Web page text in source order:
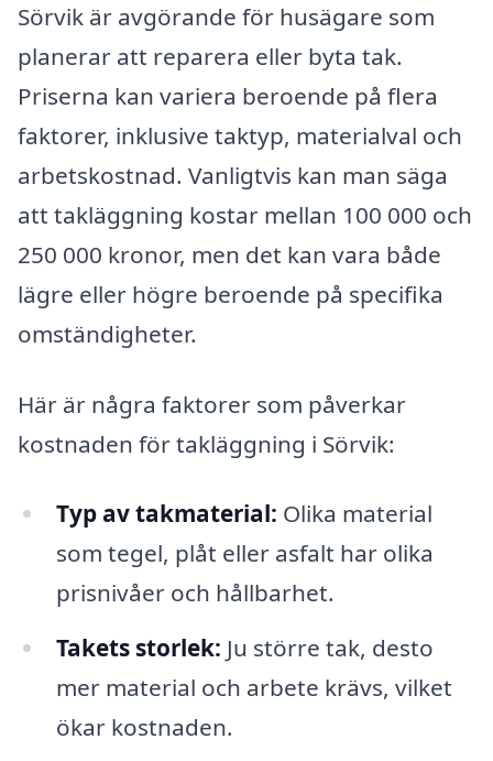
Sörvik är avgörande för husägare som
planerar att reparera eller byta tak.
Priserna kan variera beroende på flera
faktorer, inklusive taktyp, materialval och
arbetskostnad. Vanligtvis kan man säga
att takläggning kostar mellan 100 000 och
250 000 kronor, men det kan vara både
lägre eller högre beroende på specifika
omständigheter.
Här är några faktorer som påverkar
kostnaden för takläggning i Sörvik:
Typ av takmaterial: Olika material
som tegel, plåt eller asfalt har olika
prisnivåer och hållbarhet.
Takets storlek: Ju större tak, desto
mer material och arbete krävs, vilket
ökar kostnaden.